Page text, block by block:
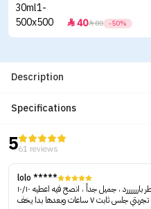
4080 -50%
Description
Specifications
561 reviews
lolo *****
غامرت وطلبته بدون مااشمه وماندمت حبيته ،، عطر باررررررد ، جميل جداً ، انصح فيه اعطيه ١٠/١٠
٧ ساعات وبعدها بدا يخف